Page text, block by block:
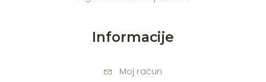
Informacije
Moj račun